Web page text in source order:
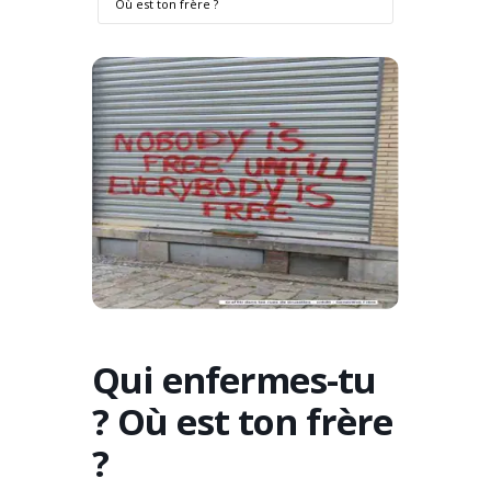
Où est ton frère ?
Qui enfermes-tu
? Où est ton frère
?